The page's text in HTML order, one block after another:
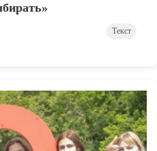
Текст